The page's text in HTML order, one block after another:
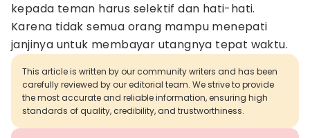
kepada teman harus selektif dan hati-hati.
Karena tidak semua orang mampu menepati
janjinya untuk membayar utangnya tepat waktu.
This article is written by our community writers and has been
carefully reviewed by our editorial team. We strive to provide
the most accurate and reliable information, ensuring high
standards of quality, credibility, and trustworthiness.